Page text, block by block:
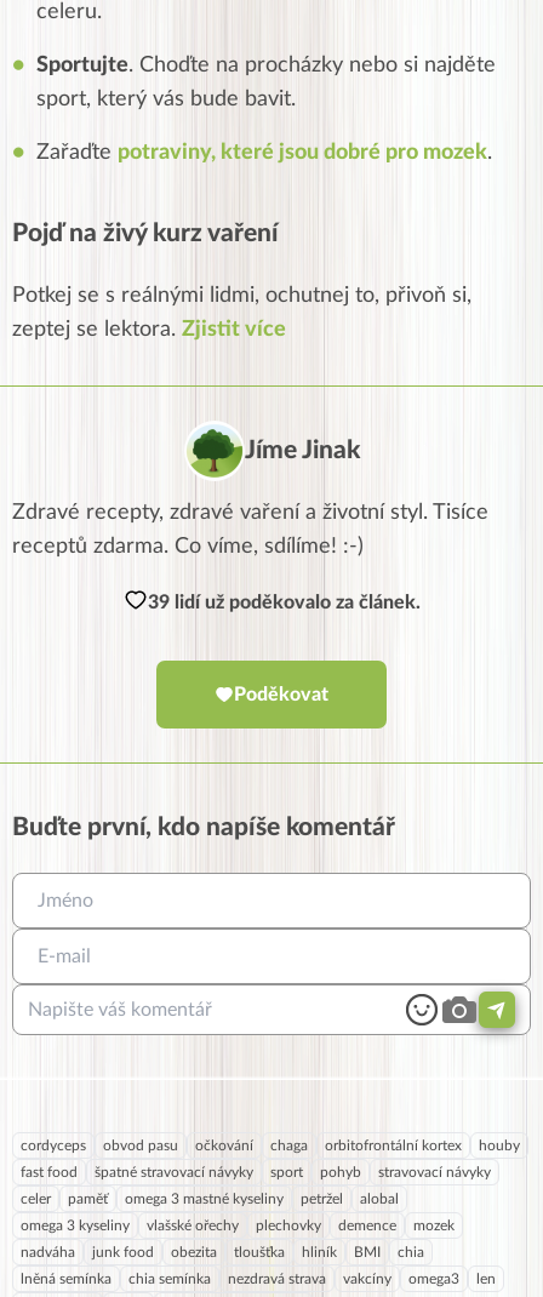
celeru.
Sportujte. Choďte na procházky nebo si najděte
sport, který vás bude bavit.
Zařaďte potraviny, které jsou dobré pro mozek.
Pojď na živý kurz vaření
Potkej se s reálnými lidmi, ochutnej to, přivoň si,
zeptej se lektora. Zjistit více
Jíme Jinak
Zdravé recepty, zdravé vaření a životní styl. Tisíce
receptů zdarma. Co víme, sdílíme! :-)
39 lidí už poděkovalo za článek.
Poděkovat
Buďte první, kdo napíše komentář
cordyceps obvod pasu očkování chaga orbitofrontální kortex
houby
fast food
špatné stravovací návyky sport pohyb
stravovací návyky
celer
paměť omega 3 mastné kyseliny petržel
alobal
omega 3 kyseliny
vlašské ořechy plechovky demence
mozek
nadváha
junk food obezita tloušťka hliník BMI
chia
lněná semínka
chia semínka nezdravá strava vakcíny omega3
len